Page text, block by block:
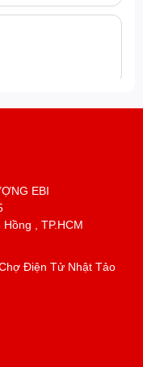
EBI
, TP.HCM
Điện Tử Nhật Tảo